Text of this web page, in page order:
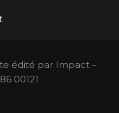
édité par Impact –
00121